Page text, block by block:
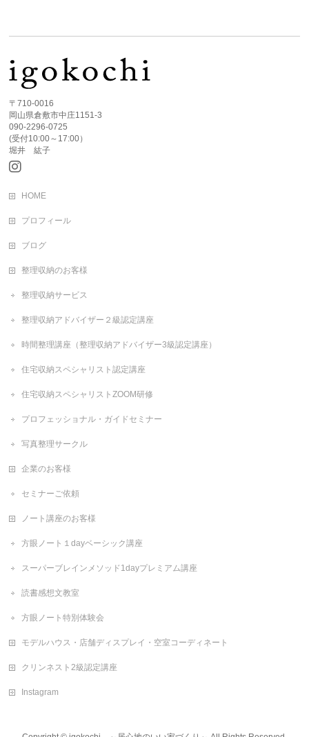
〒710-0016
岡山県倉敷市中庄1151-3
090-2296-0725
(受付10:00～17:00）
堀井 紘子
HOME
プロフィール
ブログ
整理収納のお客様
整理収納サービス
整理収納アドバイザー２級認定講座
時間整理講座（整理収納アドバイザー3級認定講座）
住宅収納スペシャリスト認定講座
住宅収納スペシャリストZOOM研修
プロフェッショナル・ガイドセミナー
写真整理サークル
企業のお客様
セミナーご依頼
ノート講座のお客様
方眼ノート１dayベーシック講座
スーパーブレインメソッド1dayプレミアム講座
読書感想文教室
方眼ノート特別体験会
モデルハウス・店舗ディスプレイ・空室コーディネート
クリンネスト2級認定講座
Instagram